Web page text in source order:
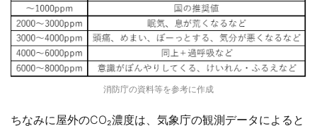
消防庁の資料等を参考に作成
ちなみに屋外のCO₂濃度は、気象庁の観測データによると